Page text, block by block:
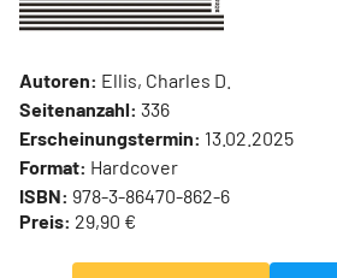
Autoren: Ellis, Charles D.
Seitenanzahl: 336
Erscheinungstermin: 13.02.2025
Format: Hardcover
ISBN: 978-3-86470-862-6
Preis: 29,90 €